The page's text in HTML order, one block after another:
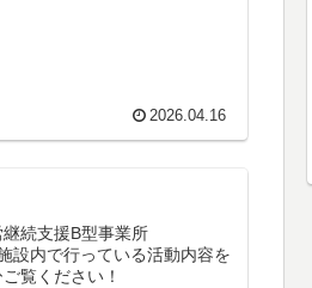
2026.04.16
続支援B型事業所
設内で行っている活動内容を
覧ください！